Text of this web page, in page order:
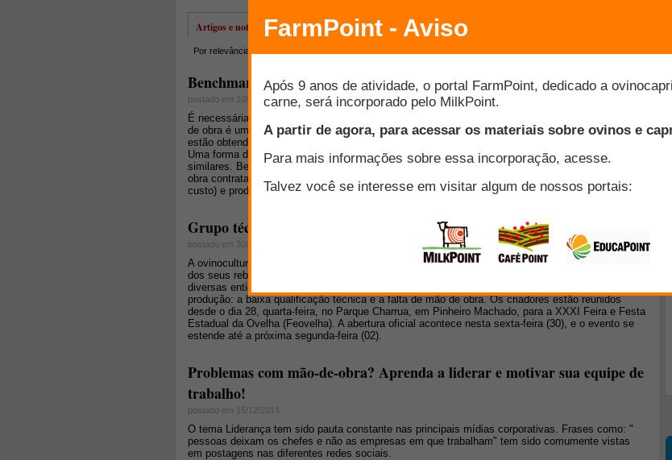
Artigos e notícias
Por relevância
Benchmarking da eficiência de trabalho e produtividade das fazendas
postado em 10/09/2015
É necessária muita mão de obra familiar e contratada para administrar fazendas modernas. A mão
de obra é um insumo importante e custoso e os gerentes das fazendas precisam se perguntar se
estão obtendo a eficiência e a produtividade necessárias para que esse trabalho seja competitivo.
Uma forma de avaliar essa questão é usar benchmarks criados usando dados de fazendas
similares. Benchmarks de trabalho incluiriam mão de obra familiar e operador, bem como mão de
obra contratada. Esse artigo foca em dois benchmarks: eficiência de trabalho (uma medida de
custo) e produtividade do trabalho (uma medida de produção).
Grupo técnico busca a melhoria da ovinocultura no Rio Grande do Sul
postado em 30/01/2015
A ovinocultura brasileira busca um caminho para retomar o crescimento após décadas de redução
dos seus rebanhos. Um grupo técnico foi constituído na última semana e, com a presença de
diversas entidades do setor, deve apresentar propostas para reagir aos atuais entraves à
produção: a baixa qualificação técnica e a falta de mão de obra. Os criadores estão reunidos
desde o dia 28, quarta-feira, no Parque Charrua, em Pinheiro Machado, para a XXXI Feira e Festa
Estadual da Ovelha (Feovelha). A abertura oficial acontece nesta sexta-feira (30), e o evento se
estende até a próxima segunda-feira (02).
Problemas com mão-de-obra? Aprenda a liderar e motivar sua equipe de
trabalho!
postado em 15/12/2014
O tema Liderança tem sido pauta constante nas principais mídias corporativas. Frases como: "
pessoas deixam os chefes e não as empresas em que trabalham" tem sido comumente vistas
em postagens nas diferentes redes sociais.